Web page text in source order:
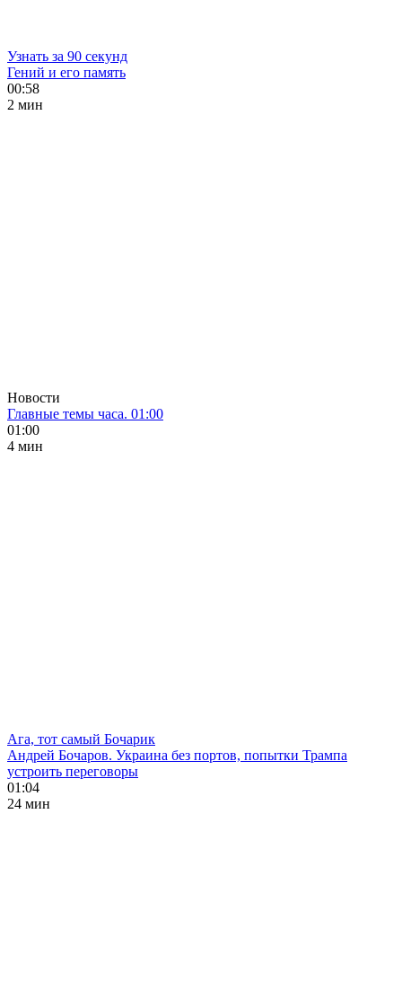
Узнать за 90 секунд
Гений и его память
00:58
2 мин
Новости
Главные темы часа. 01:00
01:00
4 мин
Ага, тот самый Бочарик
Андрей Бочаров. Украина без портов, попытки Трампа
устроить переговоры
01:04
24 мин